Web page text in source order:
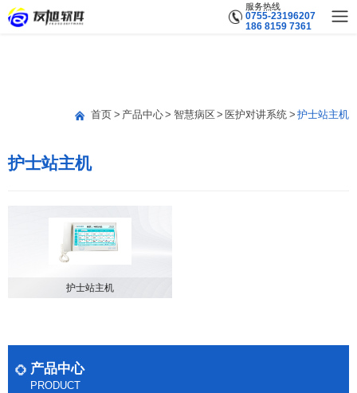
服务热线
0755-23196207
186 8159 7361
首页 产品中心 智慧病区 医护对讲系统 护士站主机
护士站主机
护士站主机
产品中心
PRODUCT